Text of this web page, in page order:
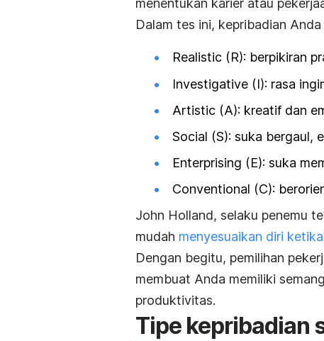
menentukan karier atau
Dalam tes ini, kepribadian
Realistic (R): berpikiran
Investigative (I): rasa
Artistic (A): kreatif dan
Social (S): suka bergaul,
Enterprising (E): suka
Conventional (C): b
John Holland, selaku penemu
mudah menyesuaikan diri
Dengan begitu, pemilihan
membuat Anda memiliki
produktivitas.
Tipe kepribadian